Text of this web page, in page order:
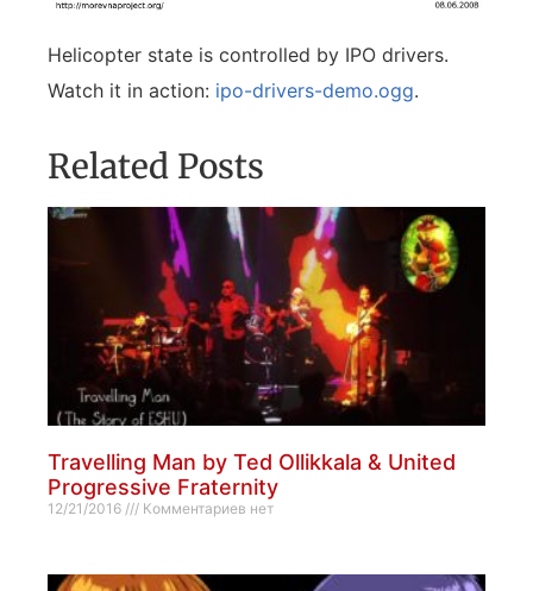
Helicopter state is controlled by IPO drivers.
Watch it in action: ipo-drivers-demo.ogg.
Related Posts
Travelling Man by Ted Ollikkala & United
Progressive Fraternity
12/21/2016 Комментариев нет